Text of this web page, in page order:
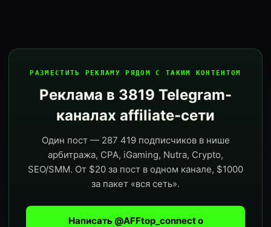
РАЗМЕСТИТЬ РЕКЛАМУ РЯДОМ С ТАКИМ КОНТЕНТОМ
Реклама в 3819 Telegram-
каналах affiliate-сети
Один пост — 287 419 подписчиков в нише
арбитража, CPA, iGaming, Nutra, Crypto,
SEO/SMM. От $20 за пост в одном канале, $1000
за пакет «вся сеть».
Написать @AFFtop_connect о